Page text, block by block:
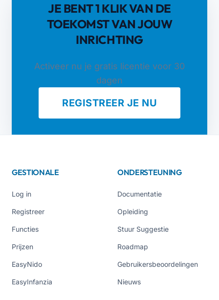
JE BENT 1 KLIK VAN DE
TOEKOMST VAN JOUW
INRICHTING
Activeer nu je gratis licentie voor 30
dagen
REGISTREER JE NU
GESTIONALE
Log in
Registreer
Functies
Prijzen
EasyNido
EasyInfanzia
ONDERSTEUNING
Documentatie
Opleiding
Stuur Suggestie
Roadmap
Gebruikersbeoordelingen
Nieuws